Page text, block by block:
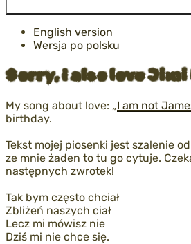
English version
Wersja po polsku
Sorry, I also love
My song about love: „I am not
birthday.
Tekst mojej piosenki jest szalenie
ze mnie żaden to tu go cytuje.
następnych zwrotek!
Tak bym często chciał
Zbliżeń naszych ciał
Lecz mi mówisz nie
Dziś mi nie chce się.